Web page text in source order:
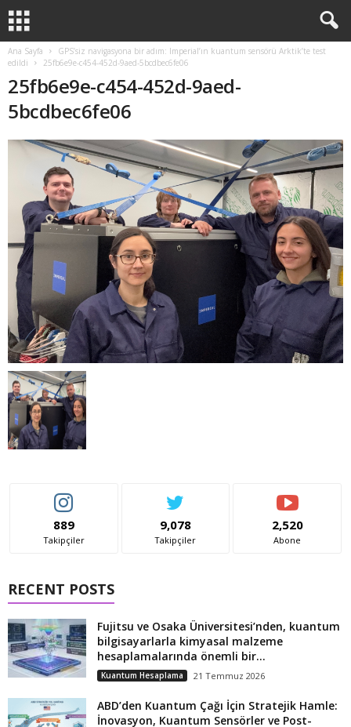
Ana Sayfa
GPS’siz navigasyona bir adım: Imperial’ın kuantum sensörü Arktik’te test
edildi
25fb6e9e-c454-452d-9aed-5bcdbec6fe06
25fb6e9e-c454-452d-9aed-
5bcdbec6fe06
889
Takipçiler
9,078
Takipçiler
2,520
Abone
RECENT POSTS
Fujitsu ve Osaka Üniversitesi’nden, kuantum
bilgisayarlarla kimyasal malzeme
hesaplamalarında önemli bir...
Kuantum Hesaplama 21 Temmuz 2026
ABD’den Kuantum Çağı İçin Stratejik Hamle:
İnovasyon, Kuantum Sensörler ve Post-